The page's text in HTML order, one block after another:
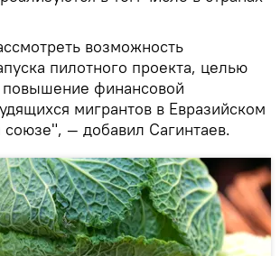
возможность
пилотного проекта, целью
повышение финансовой
мигрантов в Евразийском
— добавил Сагинтаев.